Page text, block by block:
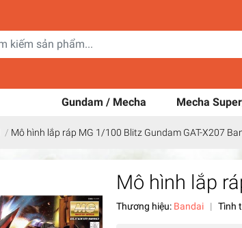
Gundam / Mecha Mecha
/ Mô hình lắp ráp MG 1/100 Blitz Gundam GAT-X207
Mô hình lắp
Thương hiệu: Bandai | Tình